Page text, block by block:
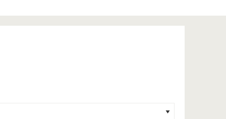
Innovative Transferprojekte
BTU & Region erleben